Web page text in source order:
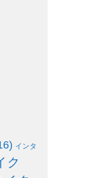
インタ
ク